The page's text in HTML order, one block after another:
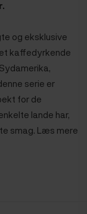
og eksklusive
kaffedyrkende
serie er
for de
lande har,
smag. Læs mere